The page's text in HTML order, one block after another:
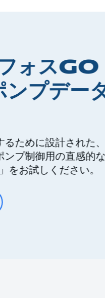
ォスGO
プデー
るために設計された
ンプ制御用の直感的
をお試しください。